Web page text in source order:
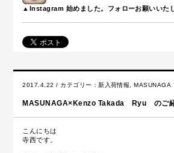
▲Instagram 始めました。フォローお願いいた
2017.4.22 / カテゴリー：新入荷情報 ,MASUNAGA
MASUNAGA×Kenzo Takada Ryu のご
こんにちは
寺西です。